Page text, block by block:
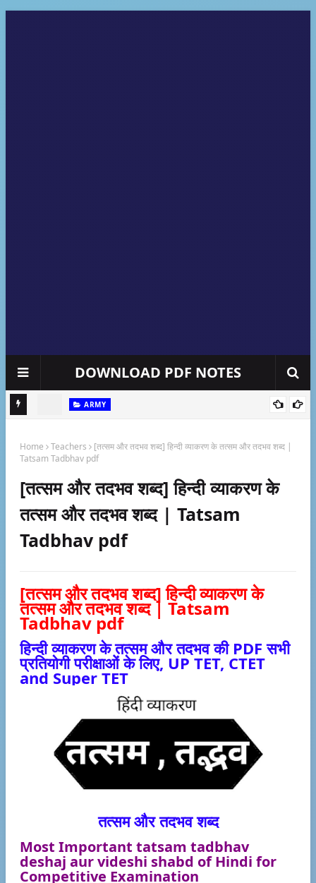
DOWNLOAD PDF NOTES
ARMY
Home Teachers
[तत्सम और तदभव शब्द] हिन्दी व्याकरण के तत्सम और तदभव शब्द |
Tatsam Tadbhav pdf
[तत्सम और तदभव शब्द] हिन्दी व्याकरण के
तत्सम और तदभव शब्द | Tatsam
Tadbhav pdf
[तत्सम और तदभव शब्द] हिन्दी व्याकरण के
तत्सम और तदभव शब्द | Tatsam
Tadbhav pdf
हिन्दी व्याकरण के तत्सम और तदभव की PDF सभी
प्रतियोगी परीक्षाओं के लिए, UP TET, CTET
and Super TET
तत्सम और तदभव शब्द
Most Important tatsam tadbhav
deshaj aur videshi shabd of Hindi for
Competitive Examination